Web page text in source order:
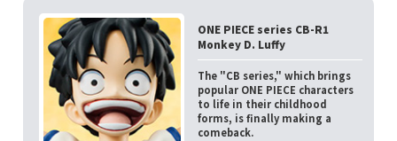
ONE PIECE series CB-R1
Monkey D. Luffy
The "CB series," which brings
popular ONE PIECE characters
to life in their childhood
forms, is finally making a
comeback.